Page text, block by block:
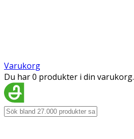
Varukorg
Du har 0 produkter i din varukorg.